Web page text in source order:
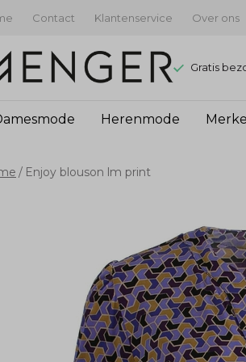
Contact Klantenservice Over ons
Gratis
Herenmode
Enjoy blouson lm print